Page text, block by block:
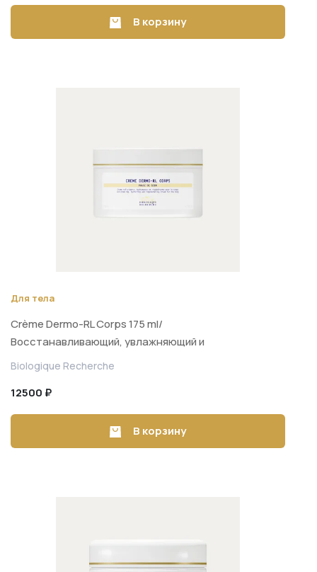
В корзину
Для тела
Crème Dermo-RL Corps 175 ml/
Восстанавливающий, увлажняющий и
регенерирующий крем для тела с
Biologique Recherche
12500 ₽
В корзину